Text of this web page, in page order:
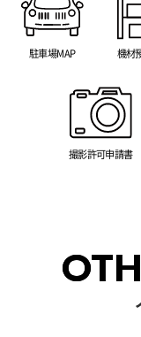
駐車場MAP 機材
撮影許可申請書